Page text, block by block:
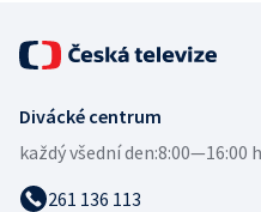
Divácké centrum
každý všední den:8:00—16:00
261 136 113